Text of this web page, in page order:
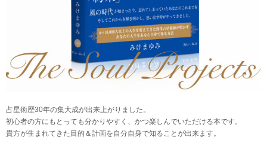
占星術歴30年の集大成が出来上がりました。
初心者の方にもとっても分かりやすく、かつ楽しんでいただける本です。
貴方が生まれてきた目的＆計画を自分自身で知ることが出来ます。